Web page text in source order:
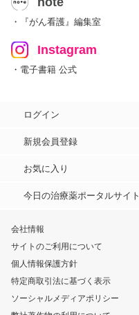
・『がん看護』編集室
Instagram
・電子書籍 公式
ログイン
新規会員登録
お気に入り
今日の治療薬ポータルサイト
会社情報
サイトのご利用について
個人情報保護方針
特定商取引法に基づく表示
ソーシャルメディアポリシー